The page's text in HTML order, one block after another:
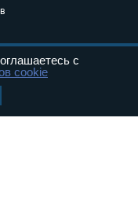
с
cookie